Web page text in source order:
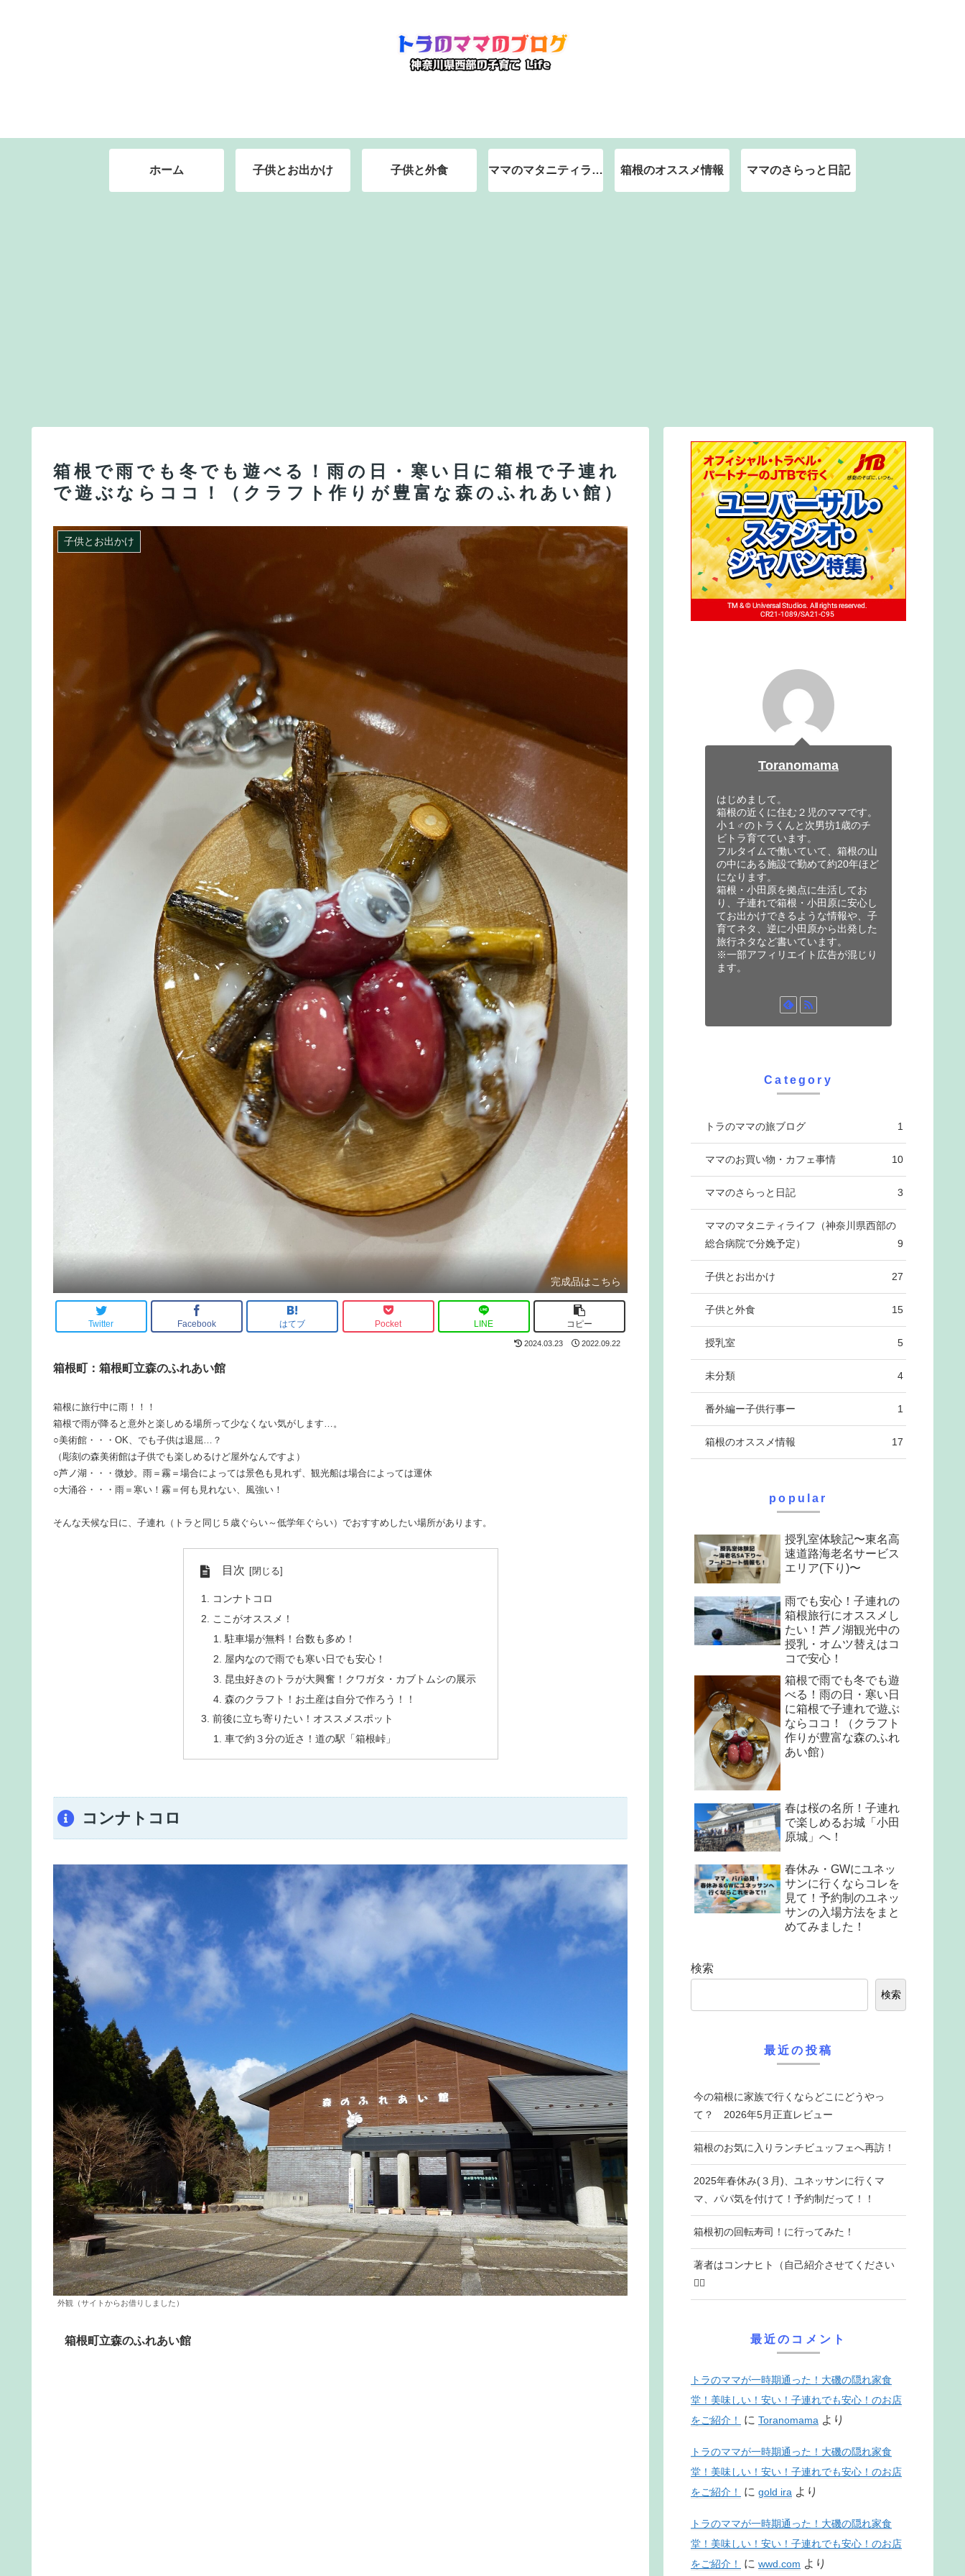
ホーム 子供とお出かけ 子供と外食 ママのマタニティライ 箱根のオススメ情報 ママのさらっと日記
箱根で雨でも冬でも遊べる！雨の日・寒い日に箱根で子連れ
で遊ぶならココ！（クラフト作りが豊富な森のふれあい館）
子供とお出かけ
完成品はこちら
Twitter Facebook はてブ Pocket LINE コピー
2024.03.23 2022.09.22
箱根町：箱根町立森のふれあい館
箱根に旅行中に雨！！！
箱根で雨が降ると意外と楽しめる場所って少なくない気がします…。
○美術館・・・OK、でも子供は退屈…？
（彫刻の森美術館は子供でも楽しめるけど屋外なんですよ）
○芦ノ湖・・・微妙。雨＝霧＝場合によっては景色も見れず、観光船は場合によっては運休
○大涌谷・・・雨＝寒い！霧＝何も見れない、風強い！
そんな天候な日に、子連れ（トラと同じ５歳ぐらい～低学年ぐらい）でおすすめしたい場所があります。
目次
コンナトコロ
ここがオススメ！
駐車場が無料！台数も多め！
屋内なので雨でも寒い日でも安心！
昆虫好きのトラが大興奮！クワガタ・カブトムシの展示
森のクラフト！お土産は自分で作ろう！！
前後に立ち寄りたい！オススメスポット
車で約３分の近さ！道の駅「箱根峠」
コンナトコロ
外観（サイトからお借りしました）
箱根町立森のふれあい館
Toranomama
はじめまして。
箱根の近くに住む２児のママです。
小１♂のトラくんと次男坊1歳のチ
ビトラ育てています。
フルタイムで働いていて、箱根の山
の中にある施設で勤めて約20年ほど
になります。
箱根・小田原を拠点に生活してお
り、子連れで箱根・小田原に安心し
てお出かけできるような情報や、子
育てネタ、逆に小田原から出発した
旅行ネタなど書いています。
※一部アフィリエイト広告が混じり
ます。
Category
トラのママの旅ブログ 1
ママのお買い物・カフェ事情 10
ママのさらっと日記 3
ママのマタニティライフ（神奈川県西部の
総合病院で分娩予定）
9
子供とお出かけ 27
子供と外食 15
授乳室 5
未分類 4
番外編ー子供行事ー 1
箱根のオススメ情報 17
popular
授乳室体験記〜東名高
速道路海老名サービス
エリア(下り)〜
雨でも安心！子連れの
箱根旅行にオススメし
たい！芦ノ湖観光中の
授乳・オムツ替えはコ
コで安心！
箱根で雨でも冬でも遊
べる！雨の日・寒い日
に箱根で子連れで遊ぶ
ならココ！（クラフト
作りが豊富な森のふれ
あい館）
春は桜の名所！子連れ
で楽しめるお城「小田
原城」へ！
春休み・GWにユネッ
サンに行くならコレを
見て！予約制のユネッ
サンの入場方法をまと
めてみました！
検索
検索
最近の投稿
今の箱根に家族で行くならどこにどうやっ
て？ 2026年5月正直レビュー
箱根のお気に入りランチビュッフェへ再訪！
2025年春休み(３月)、ユネッサンに行くマ
マ、パパ気を付けて！予約制だって！！
箱根初の回転寿司！に行ってみた！
著者はコンナヒト（自己紹介させてください
♡⃛
最近のコメント
トラのママが一時期通った！大磯の隠れ家食
堂！美味しい！安い！子連れでも安心！のお店
をご紹介！
に Toranomama より
トラのママが一時期通った！大磯の隠れ家食
堂！美味しい！安い！子連れでも安心！のお店
をご紹介！
に gold ira より
トラのママが一時期通った！大磯の隠れ家食
堂！美味しい！安い！子連れでも安心！のお店
をご紹介！
に wwd.com より